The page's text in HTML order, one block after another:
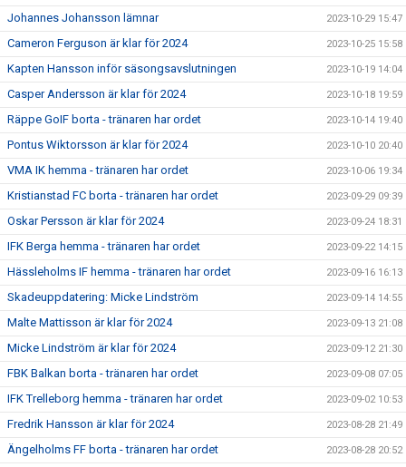
Johannes Johansson lämnar 2023-10-29 15:47
Cameron Ferguson är klar för 2024 2023-10-25 15:58
Kapten Hansson inför säsongsavslutningen 2023-10-19 14:04
Casper Andersson är klar för 2024 2023-10-18 19:59
Räppe GoIF borta - tränaren har ordet 2023-10-14 19:40
Pontus Wiktorsson är klar för 2024 2023-10-10 20:40
VMA IK hemma - tränaren har ordet 2023-10-06 19:34
Kristianstad FC borta - tränaren har ordet 2023-09-29 09:39
Oskar Persson är klar för 2024 2023-09-24 18:31
IFK Berga hemma - tränaren har ordet 2023-09-22 14:15
Hässleholms IF hemma - tränaren har ordet 2023-09-16 16:13
Skadeuppdatering: Micke Lindström 2023-09-14 14:55
Malte Mattisson är klar för 2024 2023-09-13 21:08
Micke Lindström är klar för 2024 2023-09-12 21:30
FBK Balkan borta - tränaren har ordet 2023-09-08 07:05
IFK Trelleborg hemma - tränaren har ordet 2023-09-02 10:53
Fredrik Hansson är klar för 2024 2023-08-28 21:49
Ängelholms FF borta - tränaren har ordet 2023-08-28 20:52